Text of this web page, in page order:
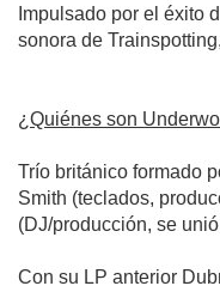
Impulsado por el éxito
sonora de
¿Quiénes son
Trío británico formado
Smith (teclados,
(DJ/producción, se
Con su LP anterior